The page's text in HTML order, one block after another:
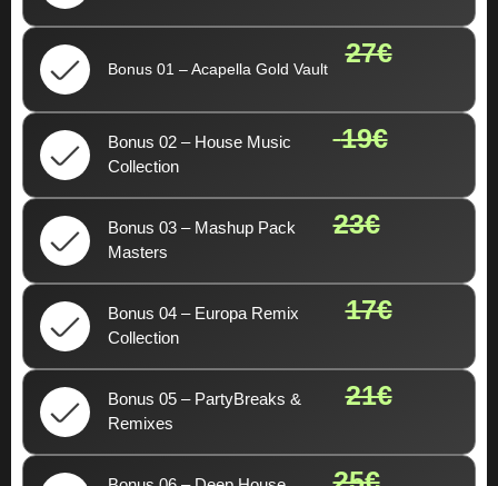
Bonus 01 – Acapella Gold Vault
27€
Bonus 02 – House Music
Collection
19€
Bonus 03 – Mashup Pack
Masters
23€
Bonus 04 – Europa Remix
Collection
17€
Bonus 05 – PartyBreaks &
Remixes
21€